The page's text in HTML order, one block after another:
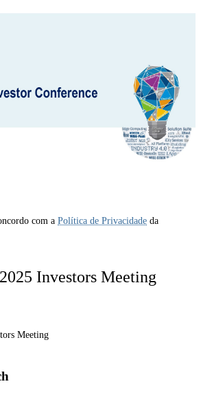
com a Política de Privacidade da
Investors Meeting
Meeting